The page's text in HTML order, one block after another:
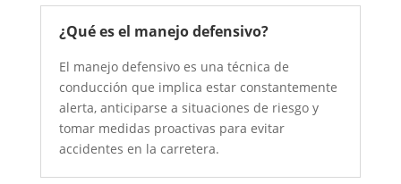
¿Qué es el manejo defensivo?
El manejo defensivo es una técnica de
conducción que implica estar constantemente
alerta, anticiparse a situaciones de riesgo y
tomar medidas proactivas para evitar
accidentes en la carretera.